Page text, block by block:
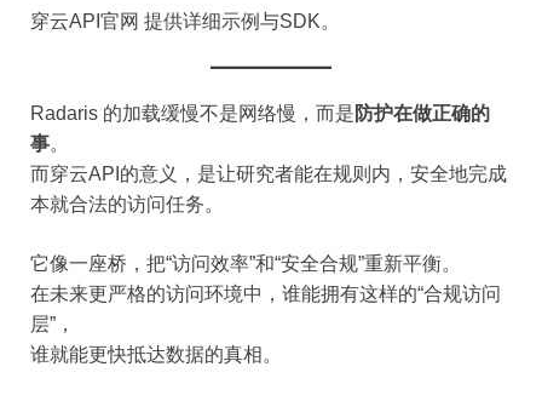
穿云API官网 提供详细示例与SDK。
Radaris 的加载缓慢不是网络慢，而是 防护在做正确的
事。
而穿云API的意义，是让研究者能在规则内，安全地完成
本就合法的访问任务。
它像一座桥，把“访问效率”和“安全合规”重新平衡。
在未来更严格的访问环境中，谁能拥有这样的“合规访问
层”，
谁就能更快抵达数据的真相。